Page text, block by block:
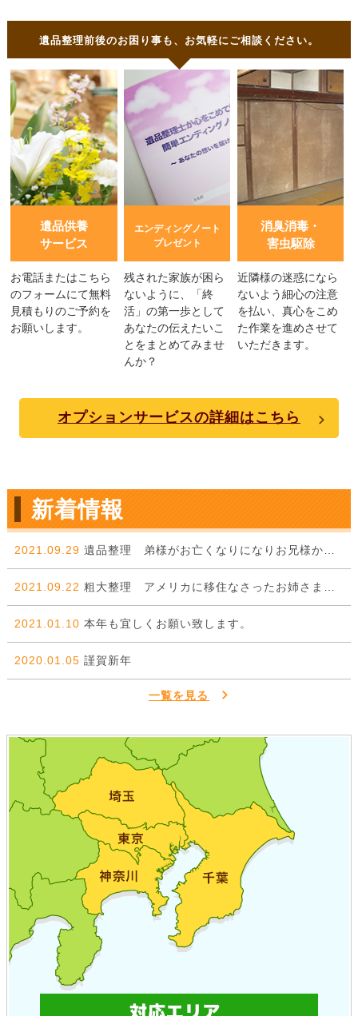
遺品整理前後のお困り事も、お気軽にご相談ください。
遺品供養
サービス
お電話またはこちら
のフォームにて無料
見積もりのご予約を
お願いします。
エンディングノート
プレゼント
残された家族が困ら
ないように、「終
活」の第一歩として
あなたの伝えたいこ
とをまとめてみませ
んか？
消臭消毒・
害虫駆除
近隣様の迷惑になら
ないよう細心の注意
を払い、真心をこめ
た作業を進めさせて
いただきます。
オプションサービスの詳細はこちら
新着情報
2021.09.29 遺品整理 弟様がお亡くなりになりお兄様からのご依頼。
2021.09.22 粗大整理 アメリカに移住なさったお姉さまから弟様に委ねた一件。
2021.01.10 本年も宜しくお願い致します。
2020.01.05 謹賀新年
一覧を見る